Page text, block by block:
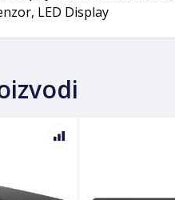
LED Display